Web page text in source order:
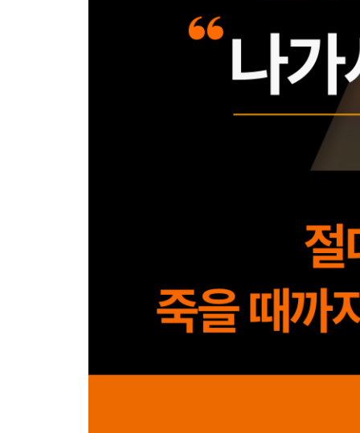
뇌 최적화 2단계_ 오목 이론
뇌 최적화 3단계_ 뇌를 증폭시키는 3가지 방법
CHAPTER 6 역행자 5단계_ 역행자의 지식
타이탄의 도구_ 유전자에 각인된 장인 정신을 역행
CHAPTER 7 역행자 6단계_ 경제적 자유를 얻는
돈을 버는 근본 원리
경제적 자유라는 성을 함락시키는 방법
당신이 직장인이든 백수든 열아홉이든 쉰이든
젊은 부자들은 어떻게 공부했을까